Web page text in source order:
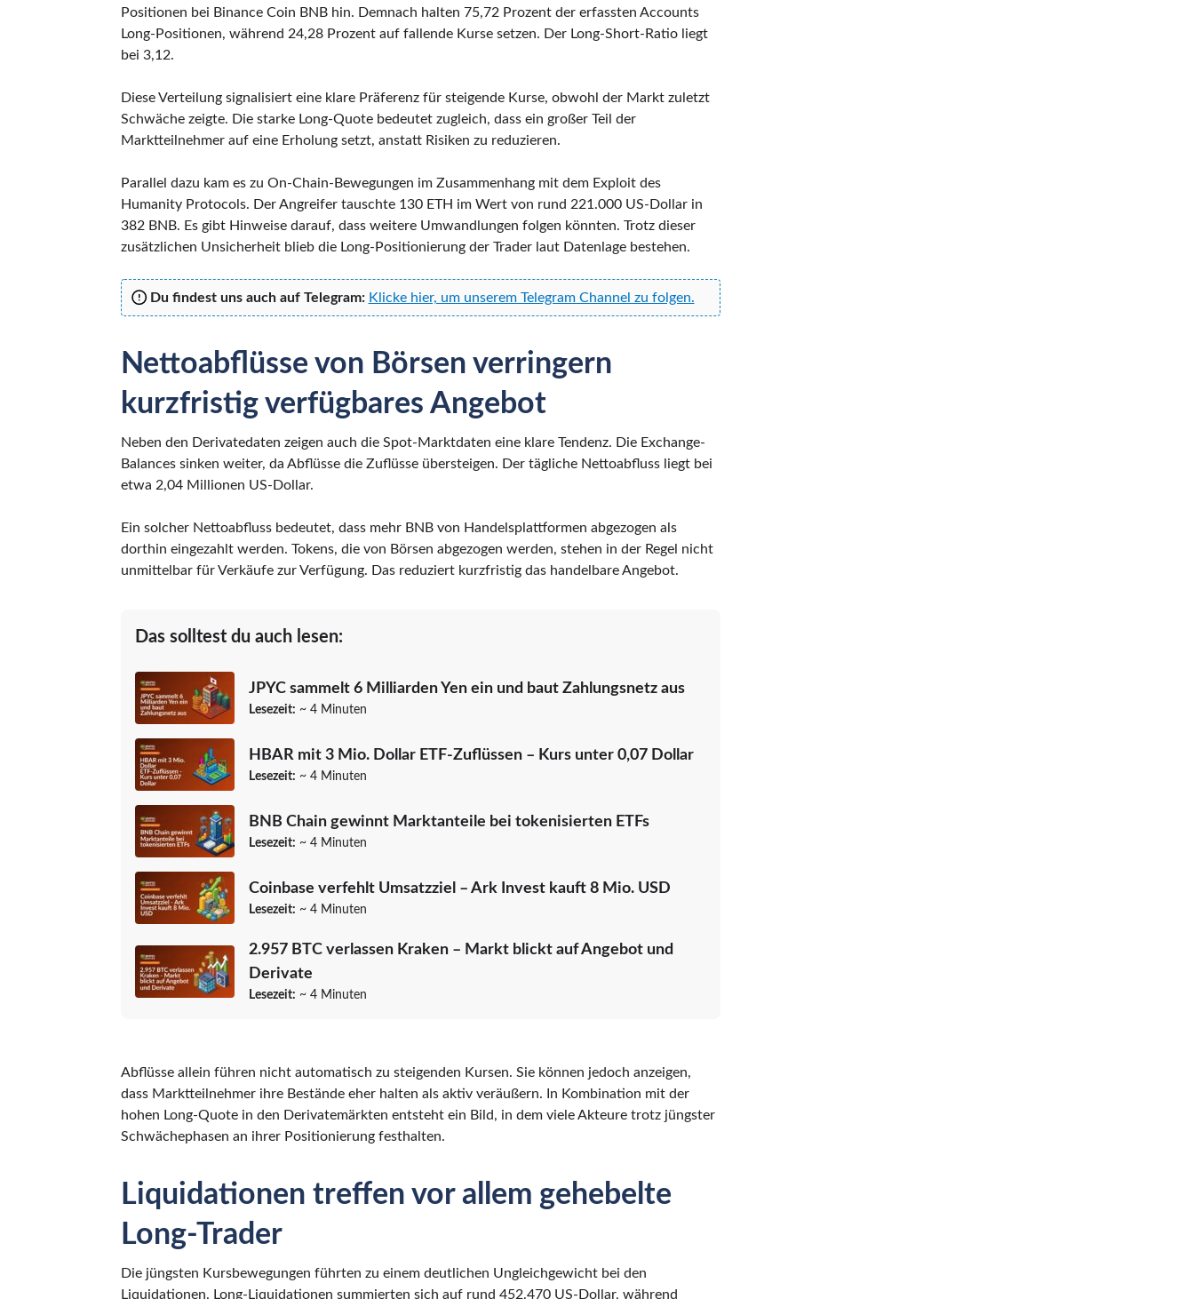
Positionen bei Binance Coin BNB hin. Demnach halten 75,72 Prozent der erfassten Accounts
Long-Positionen, während 24,28 Prozent auf fallende Kurse setzen. Der Long-Short-Ratio liegt
bei 3,12.
Diese Verteilung signalisiert eine klare Präferenz für steigende Kurse, obwohl der Markt zuletzt
Schwäche zeigte. Die starke Long-Quote bedeutet zugleich, dass ein großer Teil der
Marktteilnehmer auf eine Erholung setzt, anstatt Risiken zu reduzieren.
Parallel dazu kam es zu On-Chain-Bewegungen im Zusammenhang mit dem Exploit des
Humanity Protocols. Der Angreifer tauschte 130 ETH im Wert von rund 221.000 US-Dollar in
382 BNB. Es gibt Hinweise darauf, dass weitere Umwandlungen folgen könnten. Trotz dieser
zusätzlichen Unsicherheit blieb die Long-Positionierung der Trader laut Datenlage bestehen.
Du findest uns auch auf Telegram: Klicke hier, um unserem Telegram Channel zu folgen.
Nettoabflüsse von Börsen verringern
kurzfristig verfügbares Angebot
Neben den Derivatedaten zeigen auch die Spot-Marktdaten eine klare Tendenz. Die Exchange-
Balances sinken weiter, da Abflüsse die Zuflüsse übersteigen. Der tägliche Nettoabfluss liegt bei
etwa 2,04 Millionen US-Dollar.
Ein solcher Nettoabfluss bedeutet, dass mehr BNB von Handelsplattformen abgezogen als
dorthin eingezahlt werden. Tokens, die von Börsen abgezogen werden, stehen in der Regel nicht
unmittelbar für Verkäufe zur Verfügung. Das reduziert kurzfristig das handelbare Angebot.
Das solltest du auch lesen:
JPYC sammelt 6 Milliarden Yen ein und baut Zahlungsnetz aus
Lesezeit: ~ 4 Minuten
HBAR mit 3 Mio. Dollar ETF-Zuflüssen – Kurs unter 0,07 Dollar
Lesezeit: ~ 4 Minuten
BNB Chain gewinnt Marktanteile bei tokenisierten ETFs
Lesezeit: ~ 4 Minuten
Coinbase verfehlt Umsatzziel – Ark Invest kauft 8 Mio. USD
Lesezeit: ~ 4 Minuten
2.957 BTC verlassen Kraken – Markt blickt auf Angebot und
Derivate
Lesezeit: ~ 4 Minuten
Abflüsse allein führen nicht automatisch zu steigenden Kursen. Sie können jedoch anzeigen,
dass Marktteilnehmer ihre Bestände eher halten als aktiv veräußern. In Kombination mit der
hohen Long-Quote in den Derivatemärkten entsteht ein Bild, in dem viele Akteure trotz jüngster
Schwächephasen an ihrer Positionierung festhalten.
Liquidationen treffen vor allem gehebelte
Long-Trader
Die jüngsten Kursbewegungen führten zu einem deutlichen Ungleichgewicht bei den
Liquidationen. Long-Liquidationen summierten sich auf rund 452.470 US-Dollar, während